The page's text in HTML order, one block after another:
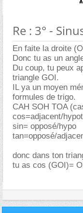
Re : 3° -
En faite la droite
Donc tu as un
Du coup, tu peux
triangle GOI.
IL ya un moyen
formules de trigo.
CAH SOH TOA
cos=adjacent/
sin= opposé/hypo
tan=opposé/
donc dans ton
tu as cos (GOI)=